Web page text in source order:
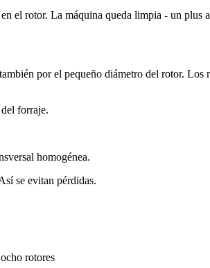
el rotor. La máquina queda limpia - un plus
por el pequeño diámetro del rotor. Los
forraje.
homogénea.
se evitan pérdidas.
rotores